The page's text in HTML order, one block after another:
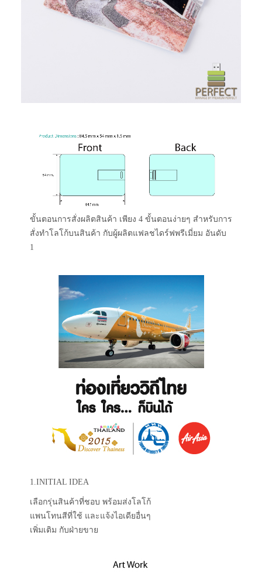
ขั้นตอนการสั่งผลิตสินค้า เพียง 4 ขั้นตอนง่ายๆ สำหรับการ
สั่งทำโลโก้บนสินค้า กับผู้ผลิตแฟลชไดร์ฟพรีเมี่ยม อันดับ
1
1.INITIAL IDEA
เลือกรุ่นสินค้าที่ชอบ พร้อมส่งโลโก้
แพนโทนสีที่ใช้ และแจ้งไอเดียอื่นๆ
เพิ่มเติม กับฝ่ายขาย